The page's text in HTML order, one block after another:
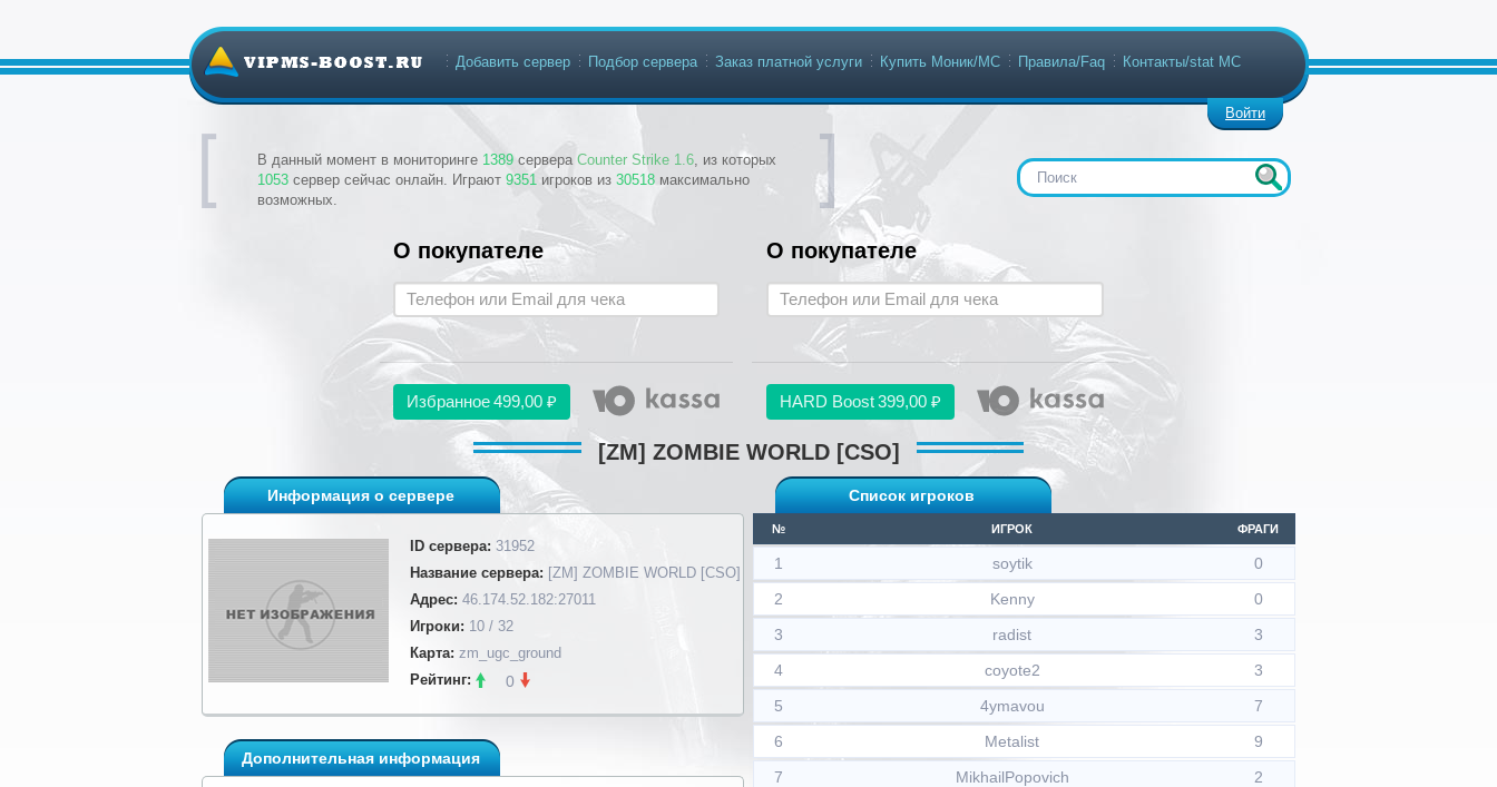
В данный момент в мониторинге 1389 сервера Counter Strike 1.6, из которых
1053 сервер сейчас онлайн. Играют 9351 игроков из 30518 максимально
возможных.
Войти
Добавить сервер Подбор сервера Заказ платной услуги Купить Моник/МС Правила/Faq Контакты/stat МС
О покупателе
Избранное499,00 ₽
О покупателе
HARD Boost399,00 ₽
[ZM] ZOMBIE WORLD [CSO]
Информация о сервере
ID сервера: 31952
Название сервера: [ZM] ZOMBIE WORLD [CSO]
Адрес: 46.174.52.182:27011
Игроки: 10 / 32
Карта: zm_ugc_ground
Рейтинг:
0
Дополнительная информация
Список игроков
№ ИГРОК ФРАГИ
1 soytik
0
2
Kenny
0
3
radist
3
4
coyote2
3
5
4ymavou
7
6
Metalist
9
7
MikhailPopovich
2